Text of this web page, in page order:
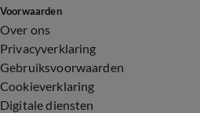
Voorwaarden
Over ons
Privacyverklaring
Gebruiksvoorwaarden
Cookieverklaring
Digitale diensten